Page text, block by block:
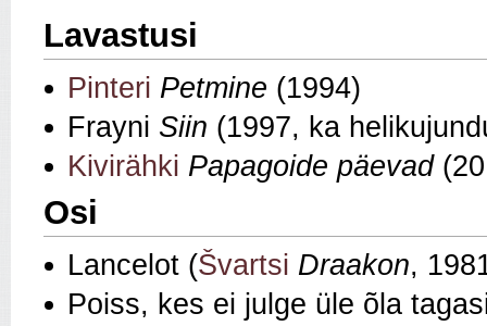
Lavastusi
Pinteri Petmine (1994)
Frayni Siin (1997, ka
Kivirähki Papagoide päevad
Osi
Lancelot (Švartsi Draakon,
Poiss, kes ei julge üle õla